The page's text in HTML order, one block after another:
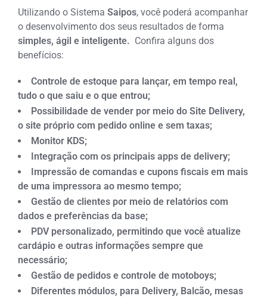
Utilizando o SistemaSaipos, você poderá acompanhar
o desenvolvimento dos seus resultados de forma
simples, ágil e inteligente. Confira alguns dos
benefícios:
Controle de estoque para lançar, em tempo real,
tudo o que saiu e o que entrou;
Possibilidade de vender por meio do Site Delivery,
o site próprio com pedido online e sem taxas;
Monitor KDS;
Integração com os principais apps de delivery;
Impressão de comandas e cupons fiscais em mais
de uma impressora ao mesmo tempo;
Gestão de clientes por meio de relatórios com
dados e preferências da base;
PDV personalizado, permitindo que você atualize
cardápio e outras informações sempre que
necessário;
Gestão de pedidos e controle de motoboys;
Diferentes módulos, para Delivery, Balcão, mesas